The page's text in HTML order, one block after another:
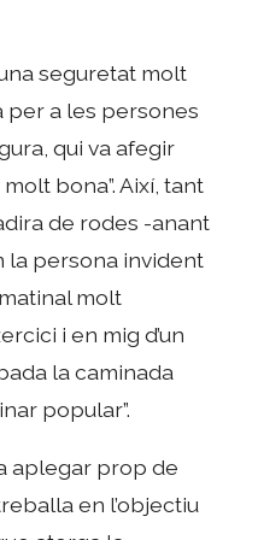
una seguretat molt
per a les persones
qui va afegir
bona”. Així, tant
de rodes -anant
la persona invident
molt
i en mig d’un
la caminada
popular”.
aplegar prop de
en l’objectiu